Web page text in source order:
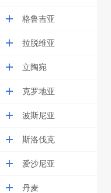
格鲁吉亚
拉脱维亚
立陶宛
克罗地亚
波斯尼亚
斯洛伐克
爱沙尼亚
丹麦